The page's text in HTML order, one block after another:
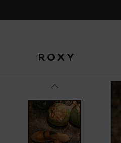
do